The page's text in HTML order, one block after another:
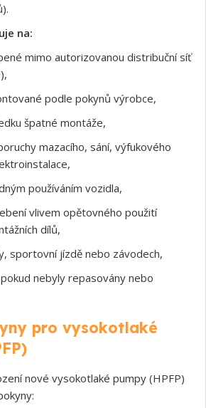
na:
mimo autorizovanou distribuční síť
podle pokynů výrobce,
špatné montáže,
mazacího, sání, výfukového
používáním vozidla,
vlivem opětovného použití
dílů,
sportovní jízdě nebo závodech,
nebyly repasovány nebo
pro vysokotlaké
nové vysokotlaké pumpy (HPFP)